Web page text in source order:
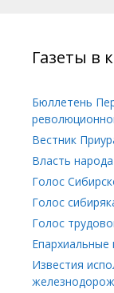
Газеты в
Бюллетень
Вестник
Власть народа
Голос
Голос
Голос
Епархиальные
Известия